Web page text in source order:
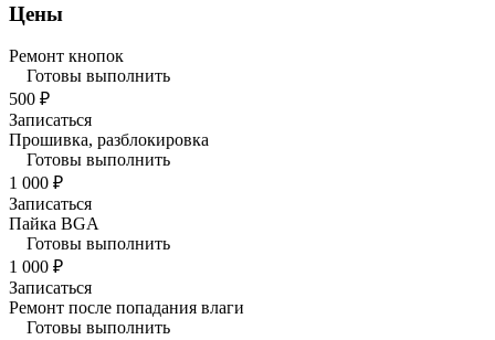
Цены
Ремонт кнопок
Готовы выполнить
500 ₽
Записаться
Прошивка, разблокировка
Готовы выполнить
1 000 ₽
Записаться
Пайка BGA
Готовы выполнить
1 000 ₽
Записаться
Ремонт после попадания влаги
Готовы выполнить